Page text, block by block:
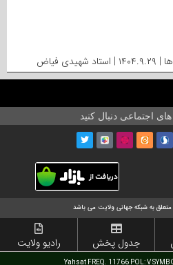
فیاض
اجتماعی دنبال کنید
به شبکه جهانی ولایت می باشد
جدول پخش رادیو ولایت
Yahsat FREQ. 11766 POL: V